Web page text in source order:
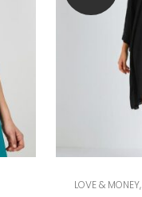
LOVE & MONEY,